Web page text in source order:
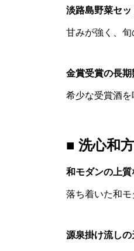
淡路島野菜セッ
甘みが強く、旬
金賞受賞の長
希少な受賞酒を
■ 洗心和
和モダンの上
落ち着いた和モ
源泉掛け流しの